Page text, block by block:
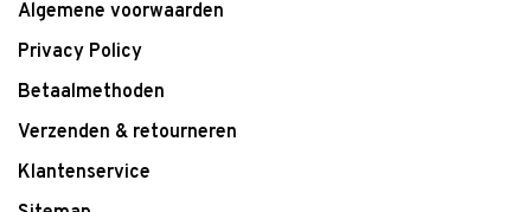
Algemene voorwaarden
Privacy Policy
Betaalmethoden
Verzenden & retourneren
Klantenservice